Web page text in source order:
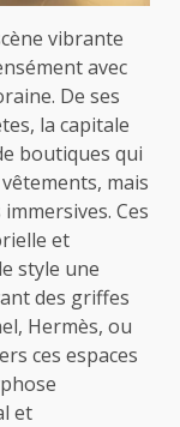
vibrante
avec
De ses
la capitale
boutiques qui
mais
Ces
et
style une
des griffes
Hermès, ou
ces espaces
et